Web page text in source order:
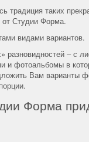
традиция таких
Студии Форма.
видами вариантов.
разновидностей – с
и фотоальбомы в
Вам варианты
Форма